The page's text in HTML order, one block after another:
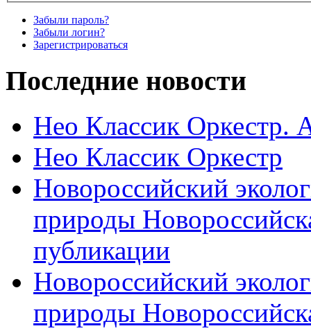
Забыли пароль?
Забыли логин?
Зарегистрироваться
Последние новости
Нео Классик Оркестр.
Нео Классик Оркестр
Новороссийский
природы
публикации
Новороссийский
природы